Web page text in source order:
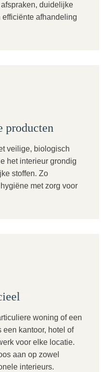
duidelijke
afhandeling
veilige, biologisch
het interieur grondig
stoffen. Zo
met zorg voor
woning of een
kantoor, hotel of
voor elke locatie.
aan op zowel
interieurs.